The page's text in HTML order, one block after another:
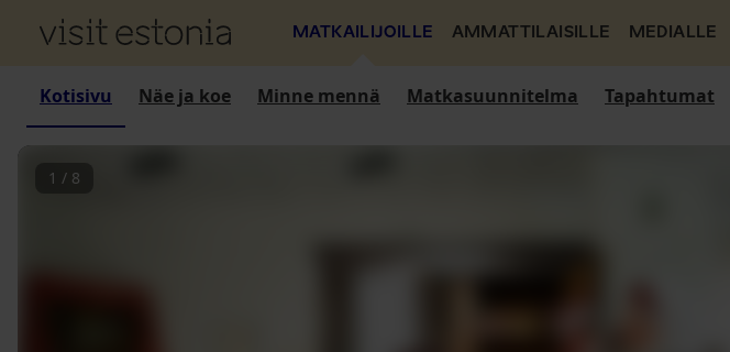
MATKAILIJOILLE AMMATTILAISILLE MEDIALLE
Kotisivu Näe ja koe Minne mennä Matkasuunnitelma Tapahtumat
1 / 8